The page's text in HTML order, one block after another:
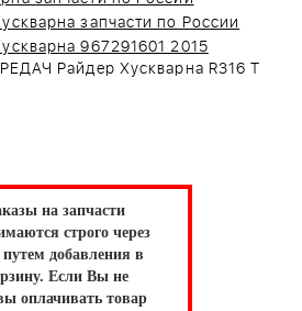
запчасти по России
967291601 2015
Райдер Хускварна R316 T
на запчасти
строго через
путем добавления в
Если Вы не
оплачивать товар